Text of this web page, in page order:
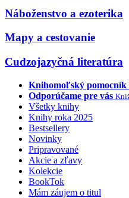
Náboženstvo a ezoterika
Mapy a cestovanie
Cudzojazyčná literatúra
Knihomoľský pomocník
Odporúčame pre vás
Všetky knihy
Knihy roka 2025
Bestsellery
Novinky
Pripravované
Akcie a zľavy
Kolekcie
BookTok
Mám záujem o titul